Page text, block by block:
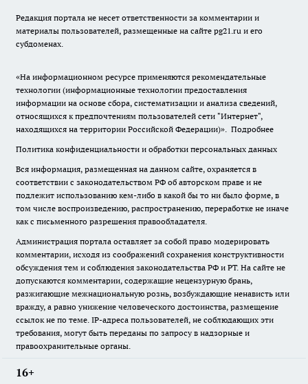
Редакция портала не несет ответственности за комментарии и
материалы пользователей, размещенные на сайте pg21.ru и его
субдоменах.
«На информационном ресурсе применяются рекомендательные
технологии (информационные технологии предоставления
информации на основе сбора, систематизации и анализа сведений,
относящихся к предпочтениям пользователей сети "Интернет",
находящихся на территории Российской Федерации)». Подробнее
Политика конфиденциальности и обработки персональных данных
Вся информация, размещенная на данном сайте, охраняется в
соответствии с законодательством РФ об авторском праве и не
подлежит использованию кем-либо в какой бы то ни было форме, в
том числе воспроизведению, распространению, переработке не иначе
как с письменного разрешения правообладателя.
Администрация портала оставляет за собой право модерировать
комментарии, исходя из соображений сохранения конструктивности
обсуждения тем и соблюдения законодательства РФ и РТ. На сайте не
допускаются комментарии, содержащие нецензурную брань,
разжигающие межнациональную рознь, возбуждающие ненависть или
вражду, а равно унижение человеческого достоинства, размещение
ссылок не по теме. IP-адреса пользователей, не соблюдающих эти
требования, могут быть переданы по запросу в надзорные и
правоохранительные органы.
16+